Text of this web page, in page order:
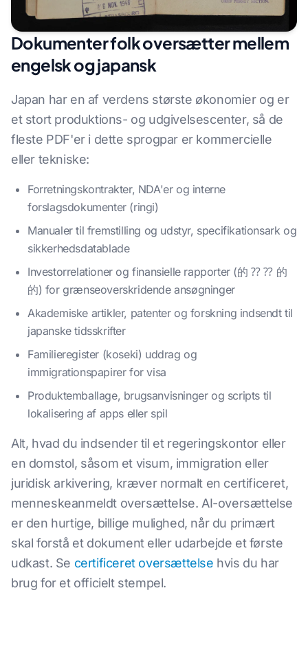
Dokumenter folk oversætter mellem
engelsk og japansk
Japan har en af verdens største økonomier og er
et stort produktions- og udgivelsescenter, så de
fleste PDF'er i dette sprogpar er kommercielle
eller tekniske:
Forretningskontrakter, NDA'er og interne
forslagsdokumenter (ringi)
Manualer til fremstilling og udstyr, specifikationsark og
sikkerhedsdatablade
Investorrelationer og finansielle rapporter (的 ⁇ ⁇ 的
的) for grænseoverskridende ansøgninger
Akademiske artikler, patenter og forskning indsendt til
japanske tidsskrifter
Familieregister (koseki) uddrag og
immigrationspapirer for visa
Produktemballage, brugsanvisninger og scripts til
lokalisering af apps eller spil
Alt, hvad du indsender til et regeringskontor eller
en domstol, såsom et visum, immigration eller
juridisk arkivering, kræver normalt en certificeret,
menneskeanmeldt oversættelse. AI-oversættelse
er den hurtige, billige mulighed, når du primært
skal forstå et dokument eller udarbejde et første
udkast. Se certificeret oversættelse hvis du har
brug for et officielt stempel.